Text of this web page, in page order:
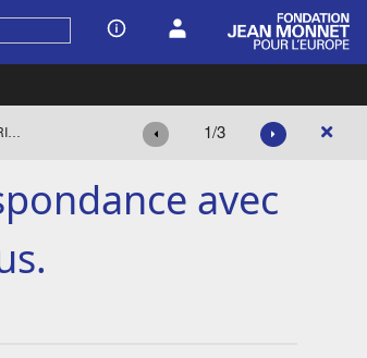
Liste des personnalités et Correspondance avec Henri RIEBEN jusqu'en 1960 inclus. 1/3
avec